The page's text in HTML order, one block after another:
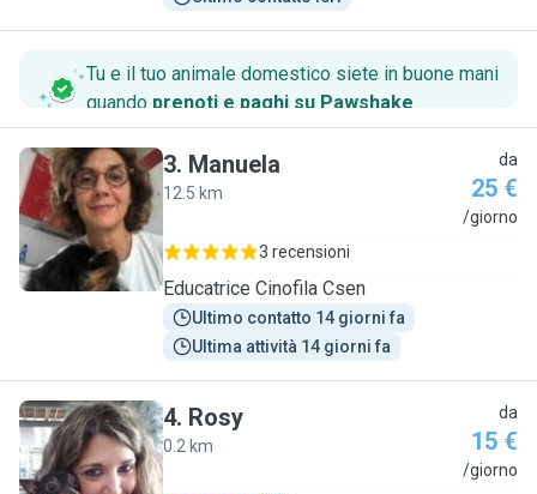
Tu e il tuo animale domestico siete in buone mani
quando prenoti e paghi su Pawshake.
M
3. Manuela
12.5 km
da
25 €
/giorno
3 recensioni
Educatrice Cinofila Csen
Ultimo contatto 14 giorni fa
Ultima attività 14 giorni fa
R
4. Rosy
0.2 km
da
15 €
/giorno